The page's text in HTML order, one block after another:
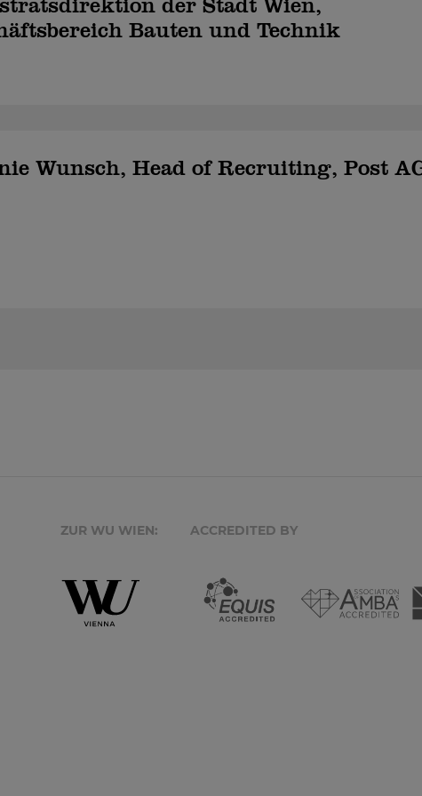
der Stadt Wien,
Bauten und Technik
Wunsch, Head of Recruiting, Post
ZUR WU WIEN: ACCREDITED BY